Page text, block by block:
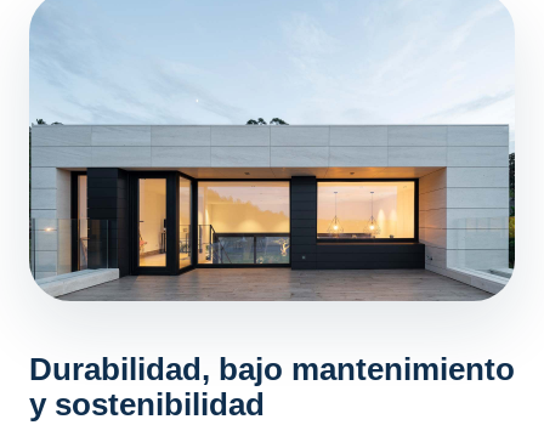
Durabilidad, bajo mantenimiento
y sostenibilidad